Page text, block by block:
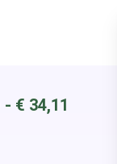
- € 34,11